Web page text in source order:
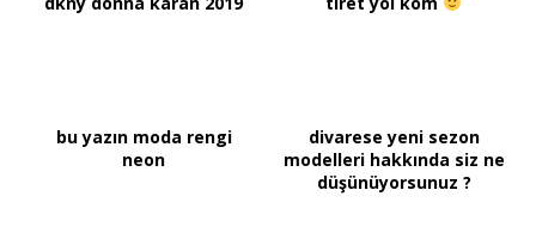
bu yazın moda rengi
neon
divarese yeni sezon
modelleri hakkında siz ne
düşünüyorsunuz ?